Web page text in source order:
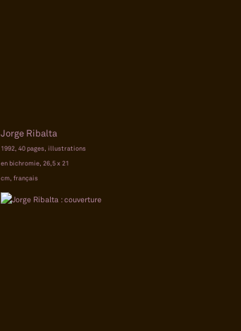
Jorge Ribalta
1992, 40 pages, illustrations
en bichromie, 26,5 x 21
cm, français